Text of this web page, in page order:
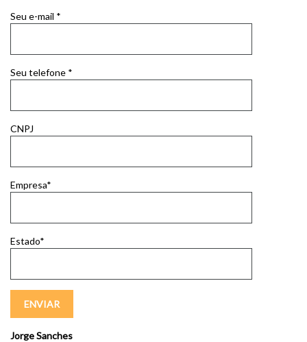
Seu e-mail *
Seu telefone *
CNPJ
Empresa*
Estado*
Jorge Sanches